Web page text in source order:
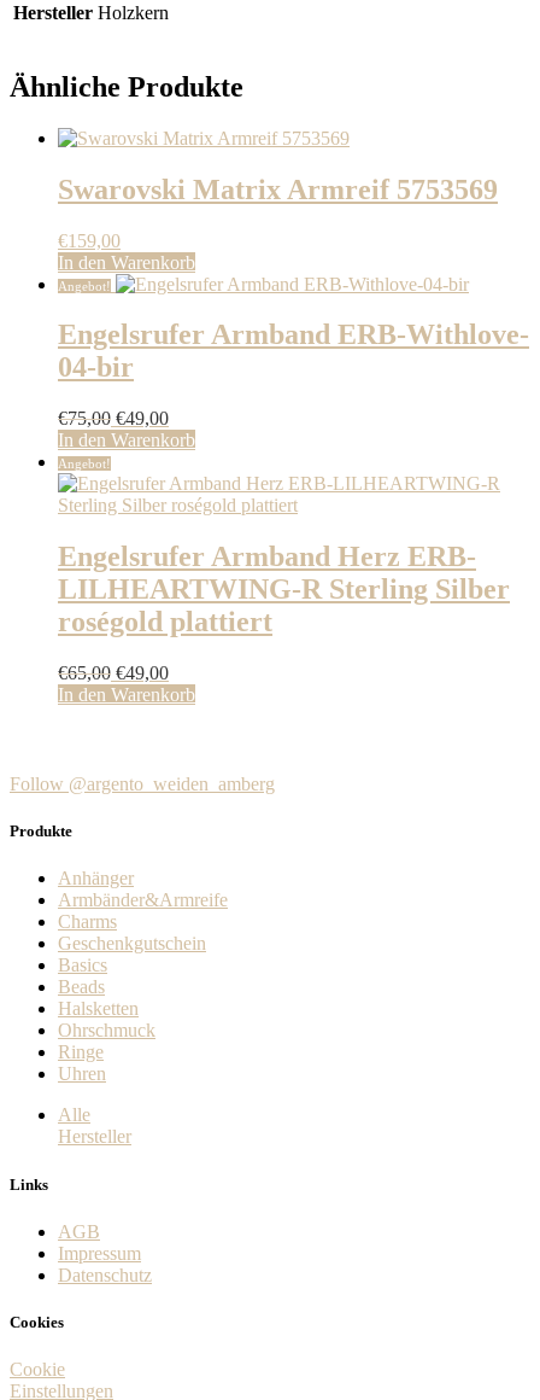
Hersteller Holzkern
Ähnliche Produkte
Swarovski Matrix Armreif 5753569
€159,00
In den Warenkorb
Angebot!
Engelsrufer Armband ERB-Withlove-
04-bir
€75,00 Ursprünglicher
Preis
€75,00
€49,00Aktueller
Preis
€49,00.
In den Warenkorb
Angebot!
Engelsrufer Armband Herz ERB-
LILHEARTWING-R Sterling Silber
roségold plattiert
€65,00 Ursprünglicher
Preis
€49,00Aktueller
Preis
In den Warenkorb
Follow @argento_weiden_amberg
Produkte
Anhänger
Armbänder&Armreife
Charms
Geschenkgutschein
Basics
Beads
Halsketten
Ohrschmuck
Ringe
Uhren
Alle
Hersteller
Links
AGB
Impressum
Datenschutz
Cookies
Cookie
Einstellungen